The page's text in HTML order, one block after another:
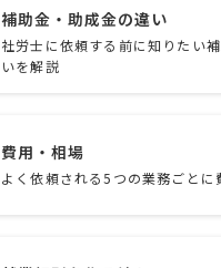
補助金・助成金の違い
社労士に依頼する前に知りたい
いを解説
費用・相場
よく依頼される5つの業務ごとに